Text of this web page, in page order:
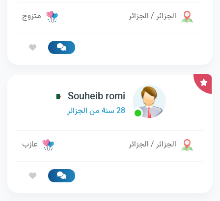
الجزائر / الجزائر متزوج
Souheib romi
28 سنة من الجزائر
الجزائر / الجزائر عازب